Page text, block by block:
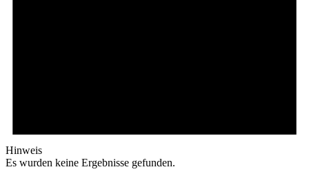
Hinweis
Es wurden keine Ergebnisse gefunden.